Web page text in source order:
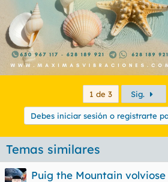
1 de 3 Sig.
Debes iniciar sesión o registrarte
Temas similares
Puig the Mountain